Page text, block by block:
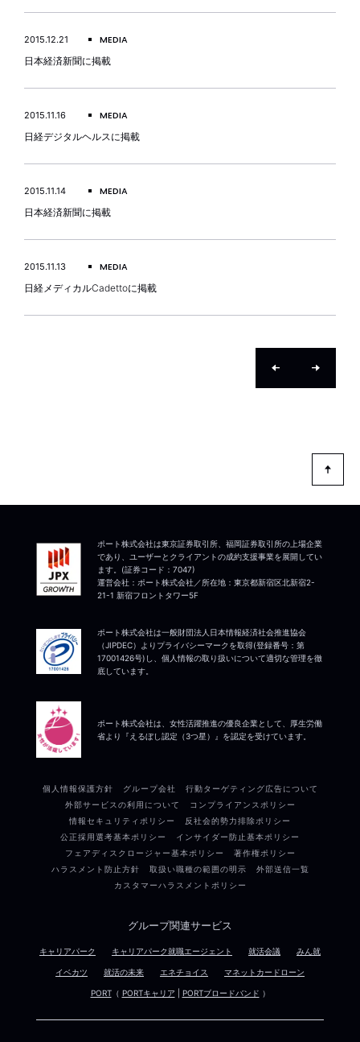
2015.12.21 MEDIA
日本経済新聞に掲載
2015.11.16 MEDIA
日経デジタルヘルスに掲載
2015.11.14 MEDIA
日本経済新聞に掲載
2015.11.13 MEDIA
日経メディカルCadettoに掲載
ポート株式会社は一般財団法人日本情報経済社会推進協会
（JIPDEC）よりプライバシーマークを取得(登録番号：第
17001426号)し、個人情報の取り扱いについて適切な管理を徹
底しています。
ポート株式会社は東京証券取引所、福岡証券取引所の上場企業
であり、ユーザーとクライアントの成約支援事業を展開してい
ます。(証券コード：7047)
運営会社：ポート株式会社／所在地：東京都新宿区北新宿2-
21-1 新宿フロントタワー5F
ポート株式会社は、女性活躍推進の優良企業として、厚生労働
省より『えるぼし認定（3つ星）』を認定を受けています。
個人情報保護方針 グループ会社
行動ターゲティング広告について
外部サービスの利用について
コンプライアンスポリシー
情報セキュリティポリシー
反社会的勢力排除ポリシー
公正採用選考基本ポリシー
インサイダー防止基本ポリシー
フェアディスクロージャー基本ポリシー
著作権ポリシー
ハラスメント防止方針
取扱い職種の範囲の明示
外部送信一覧
カスタマーハラスメントポリシー